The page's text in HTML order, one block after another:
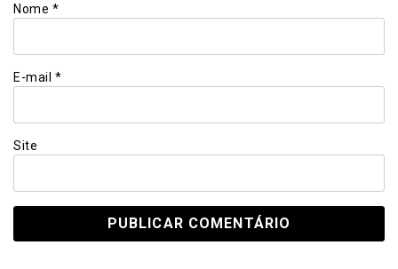
Nome *
E-mail *
Site